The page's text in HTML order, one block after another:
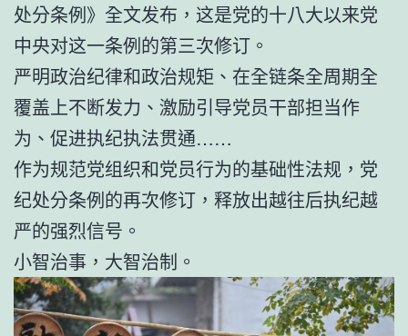
处分条例》全文发布，这是党的十八大以来党
中央对这一条例的第三次修订。
严明政治纪律和政治规矩、在全链条全周期全
覆盖上不断发力、激励引导党员干部担当作
为、促进执纪执法贯通……
作为规范党组织和党员行为的基础性法规，党
纪处分条例的再次修订，释放出越往后执纪越
严的强烈信号。
小智治事，大智治制。